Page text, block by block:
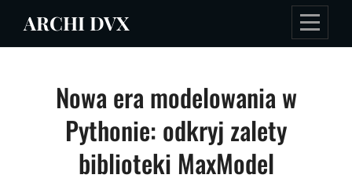
ARCHI DVX
Nowa era modelowania w
Pythonie: odkryj zalety
biblioteki MaxModel
Nawigacja
wpisu